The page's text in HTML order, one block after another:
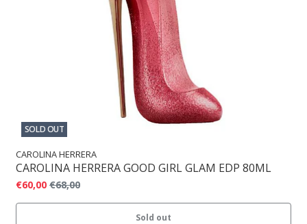
SOLD OUT
CAROLINA HERRERA
CAROLINA HERRERA GOOD GIRL GLAM EDP 80ML
€60,00 €68,00
Sold out